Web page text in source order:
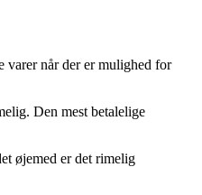
varer når der er mulighed for
Den mest betalelige
øjemed er det rimelig